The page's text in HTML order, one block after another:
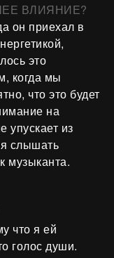
ВЛИЯНИЕ?
он приехал в
это
когда мы
что это будет
на
упускает из
слышать
музыканта.
что я ей
голос души.